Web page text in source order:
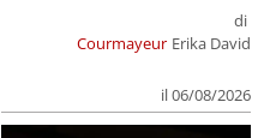
Courmayeur
di
Erika David
il 06/08/2026